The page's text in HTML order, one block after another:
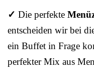
✓ Die perfekte
entscheiden wir bei
ein Buffet in Frage
perfekter Mix aus